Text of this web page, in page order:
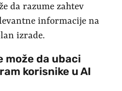
da razume zahtev
informacije na
izrade.
može da ubaci
korisnike u AI